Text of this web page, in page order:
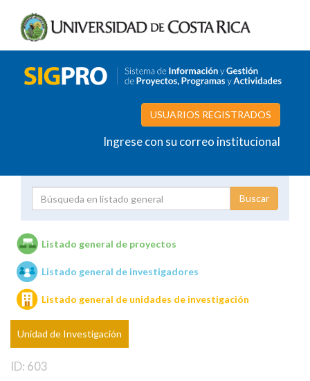
USUARIOS REGISTRADOS
Ingrese con su correo institucional
Unidades de investigación
Listado general de proyectos
Listado general de investigadores
Listado general de unidades de investigación
Unidad de Investigación
ID: 603